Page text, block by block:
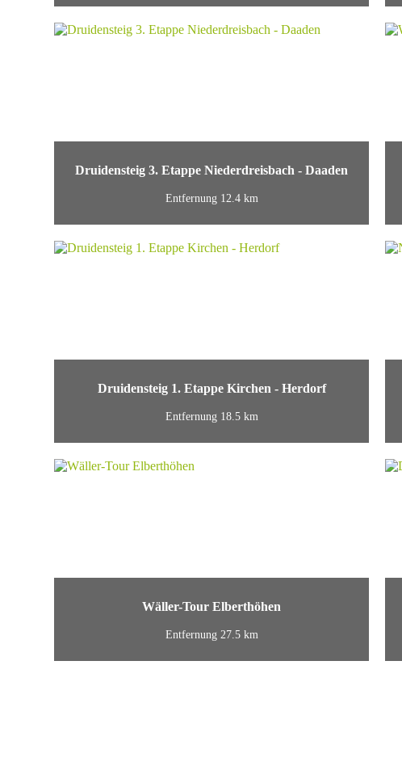
Druidensteig 3. Etappe Niederdreisbach - Daaden
Entfernung 12.4 km
Druidensteig 1. Etappe Kirchen - Herdorf
Entfernung 18.5 km
Wäller-Tour Elberthöhen
Entfernung 27.5 km